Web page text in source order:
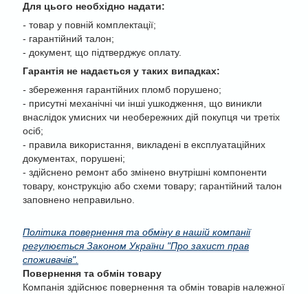
Для цього необхідно надати:
- товар у повній комплектації;
- гарантійний талон;
- документ, що підтверджує оплату.
Гарантія не надається у таких випадках:
- збереження гарантійних пломб порушено;
- присутні механічні чи інші ушкодження, що виникли
внаслідок умисних чи необережних дій покупця чи третіх
осіб;
- правила використання, викладені в експлуатаційних
документах, порушені;
- здійснено ремонт або змінено внутрішні компоненти
товару, конструкцію або схеми товару; гарантійний талон
заповнено неправильно.
Політика повернення та обміну в нашій компанії
регулюється Законом України "Про захист прав
споживачів".
Повернення та обмін товару
Компанія здійснює повернення та обмін товарів належної